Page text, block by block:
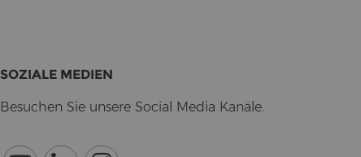
SO­ZIA­LE ME­DI­EN
Be­su­chen Sie un­se­re So­cial Media Ka­nä­le.